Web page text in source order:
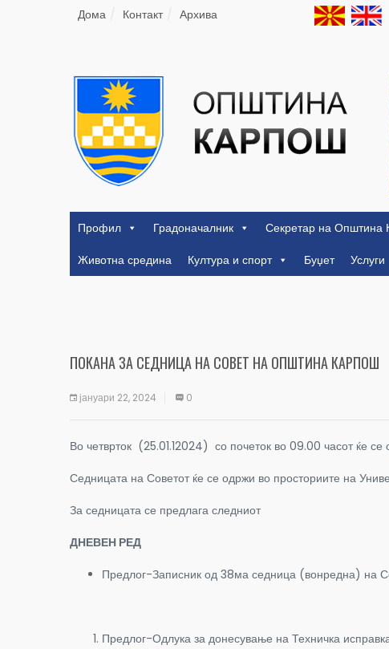
Дома Контакт Архива
Профил Градоначалник Секретар на Општина
Животна средина
Култура и спорт Буџет Услуги
ПОКАНА ЗА СЕДНИЦА НА СОВЕТ НА ОПШТИНА КАРПОШ
јануари 22, 2024 0
Во четврток (25.01.12024) со почеток во 09.00 часот ќе
Седницата на Советот ќе се одржи во просториите на
За седницата се предлага
ДНЕВЕН РЕД
Предлог-Записник од 38ма седница (вонредна) на
Предлог-Одлука за донесување на Техничка